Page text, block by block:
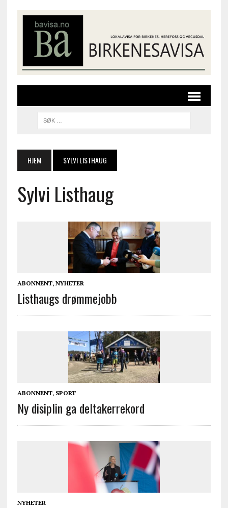
HJEM SYLVI LISTHAUG
Sylvi Listhaug
ABONNENT, NYHETER
Listhaugs drømmejobb
ABONNENT, SPORT
Ny disiplin ga deltakerrekord
NYHETER